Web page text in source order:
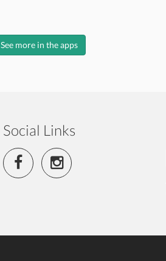
See more in the apps
Social Links